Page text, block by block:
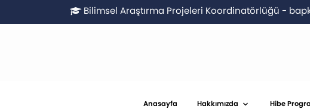
Bilimsel Araştırma Projeleri Koordinatörlüğü -
Anasayfa Hakkımızda Hibe